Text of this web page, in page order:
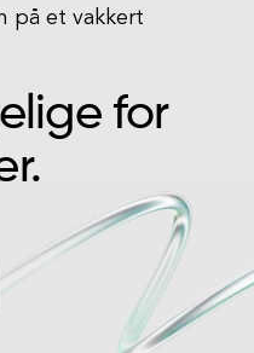
på et vakkert
for